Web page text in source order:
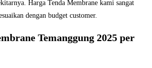
Harga Tenda Membrane kami sangat
dengan budget customer.
Temanggung 2025 per